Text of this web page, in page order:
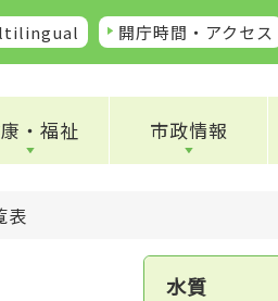
開庁時間・アクセス
・福祉 市政情報
表
水質